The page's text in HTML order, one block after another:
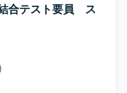
合テスト要員 ス